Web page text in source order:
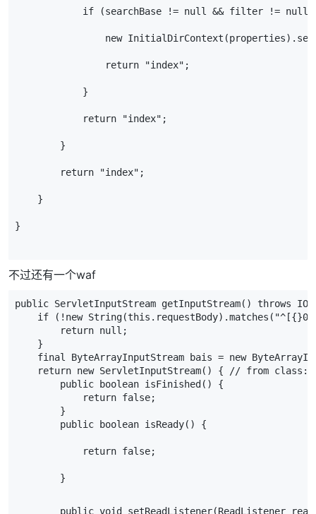
if (searchBase != null && filter !=
new
                return "index";
            }
            return "index";
        }
        return "index";
    }
}
不过还有一个waf
public ServletInputStream getInputStream() throws
if (!new
        return null;
    }
final ByteArrayInputStream bais = new
return new ServletInputStream() { // from
        public boolean isFinished() {
            return false;
        }
        public boolean isReady() {
            return false;
        }
public void setReadListener(ReadListener